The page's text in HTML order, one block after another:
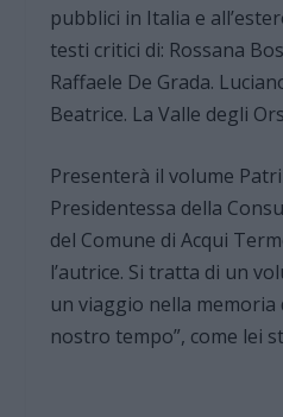
pubblici in Italia e
testi critici di: Rossana
Raffaele De Grada.
Beatrice. La Valle degli
Presenterà il volume
Presidentessa della
del Comune di Acqui
l’autrice. Si tratta di un
un viaggio nella memoria
nostro tempo”, come lei